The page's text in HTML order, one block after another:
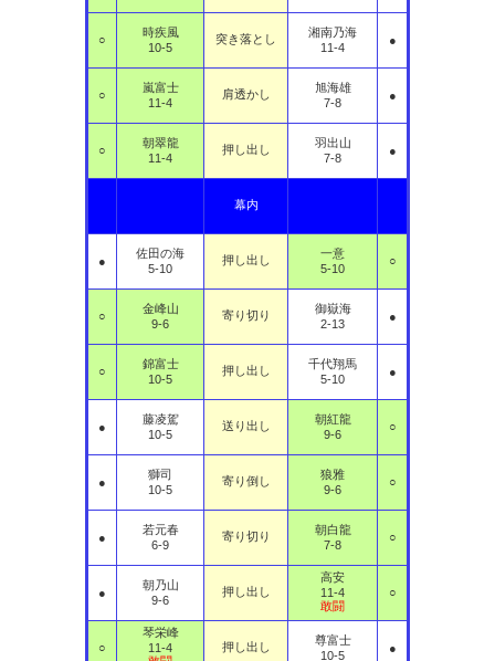
○
時疾風
10-5
突き落とし
湘南乃海
11-4
●
○
嵐富士
11-4
肩透かし
旭海雄
7-8
●
○
朝翠龍
11-4
押し出し
羽出山
7-8
●
幕内
●
佐田の海
5-10
押し出し
一意
5-10
○
○
金峰山
9-6
寄り切り
御嶽海
2-13
●
○
錦富士
10-5
押し出し
千代翔馬
5-10
●
●
藤凌駕
10-5
送り出し
朝紅龍
9-6
○
●
獅司
10-5
寄り倒し
狼雅
9-6
○
●
若元春
6-9
寄り切り
朝白龍
7-8
○
●
朝乃山
9-6
押し出し
高安
11-4
敢闘
○
○
琴栄峰
11-4
押し出し
尊富士
10-5
●